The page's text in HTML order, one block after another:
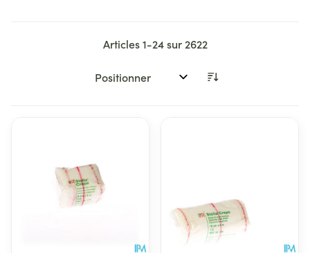
Articles1-24sur 2622
Trier par: